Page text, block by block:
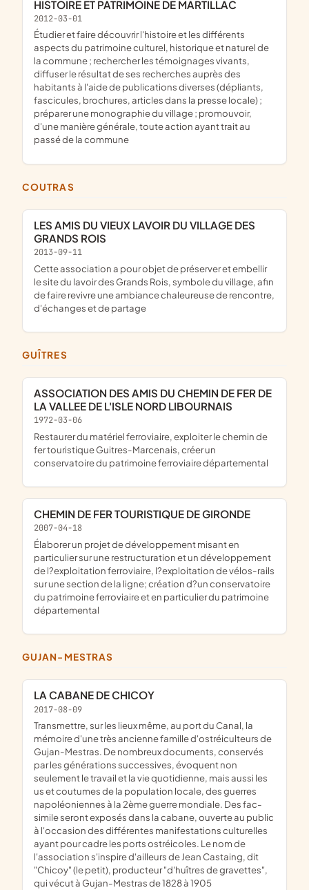
HISTOIRE ET PATRIMOINE DE MARTILLAC
2012-03-01
étudier et faire découvrir l'histoire et les différents
aspects du patrimoine culturel, historique et naturel de
la commune ; rechercher les témoignages vivants,
diffuser le résultat de ses recherches auprès des
habitants à l'aide de publications diverses (dépliants,
fascicules, brochures, articles dans la presse locale) ;
préparer une monographie du village ; promouvoir,
d'une manière générale, toute action ayant trait au
passé de la commune
COUTRAS
LES AMIS DU VIEUX LAVOIR DU VILLAGE DES
GRANDS ROIS
2013-09-11
cette association a pour objet de préserver et embellir
le site du lavoir des Grands Rois, symbole du village, afin
de faire revivre une ambiance chaleureuse de rencontre,
d'échanges et de partage
GUÎTRES
ASSOCIATION DES AMIS DU CHEMIN DE FER DE
LA VALLEE DE L'ISLE NORD LIBOURNAIS
1972-03-06
Restaurer du matériel ferroviaire, exploiter le chemin de
fer touristique Guitres-Marcenais, créer un
conservatoire du patrimoine ferroviaire départemental
CHEMIN DE FER TOURISTIQUE DE GIRONDE
2007-04-18
élaborer un projet de développement misant en
particulier sur une restructuration et un développement
de l?exploitation ferroviaire, l?exploitation de vélos-rails
sur une section de la ligne; création d?un conservatoire
du patrimoine ferroviaire et en particulier du patrimoine
départemental
GUJAN-MESTRAS
LA CABANE DE CHICOY
2017-08-09
transmettre, sur les lieux même, au port du Canal, la
mémoire d'une très ancienne famille d'ostréiculteurs de
Gujan-Mestras. De nombreux documents, conservés
par les générations successives, évoquent non
seulement le travail et la vie quotidienne, mais aussi les
us et coutumes de la population locale, des guerres
napoléoniennes à la 2ème guerre mondiale. Des fac-
simile seront exposés dans la cabane, ouverte au public
à l'occasion des différentes manifestations culturelles
ayant pour cadre les ports ostréicoles. Le nom de
l'association s'inspire d'ailleurs de Jean Castaing, dit
"Chicoy" (le petit), producteur "d'huîtres de gravettes",
qui vécut à Gujan-Mestras de 1828 à 1905